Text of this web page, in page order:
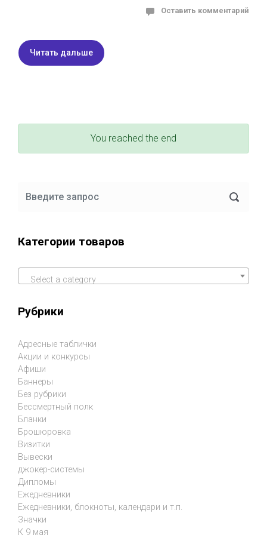
Оставить комментарий
Читать дальше
You reached the end
Категории товаров
Select a category
Рубрики
Адресные таблички
Акции и конкурсы
Афиши
Баннеры
Без рубрики
Бессмертный полк
Бланки
Брошюровка
Визитки
Вывески
джокер-системы
Дипломы
Ежедневники
Ежедневники, блокноты, календари и т.п.
Значки
К 9 мая